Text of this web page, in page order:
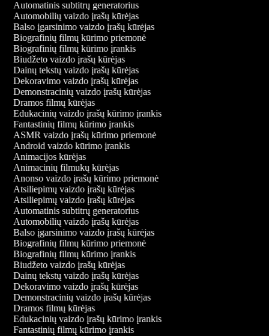
Automatinis subtitrų generatorius
Automobilių vaizdo įrašų kūrėjas
Balso įgarsinimo vaizdo įrašų kūrėjas
Biografinių filmų kūrimo priemonė
Biografinių filmų kūrimo įrankis
Biudžeto vaizdo įrašų kūrėjas
Dainų tekstų vaizdo įrašų kūrėjas
Dekoravimo vaizdo įrašų kūrėjas
Demonstracinių vaizdo įrašų kūrėjas
Dramos filmų kūrėjas
Edukacinių vaizdo įrašų kūrimo įrankis
Fantastinių filmų kūrimo įrankis
ASMR vaizdo įrašų kūrimo priemonė
Android vaizdo kūrimo įrankis
Animacijos kūrėjas
Animacinių filmukų kūrėjas
Anonso vaizdo įrašų kūrimo priemonė
Atsiliepimų vaizdo įrašų kūrėjas
Atsiliepimų vaizdo įrašų kūrėjas
Automatinis subtitrų generatorius
Automobilių vaizdo įrašų kūrėjas
Balso įgarsinimo vaizdo įrašų kūrėjas
Biografinių filmų kūrimo priemonė
Biografinių filmų kūrimo įrankis
Biudžeto vaizdo įrašų kūrėjas
Dainų tekstų vaizdo įrašų kūrėjas
Dekoravimo vaizdo įrašų kūrėjas
Demonstracinių vaizdo įrašų kūrėjas
Dramos filmų kūrėjas
Edukacinių vaizdo įrašų kūrimo įrankis
Fantastinių filmų kūrimo įrankis